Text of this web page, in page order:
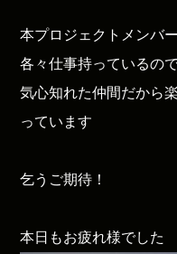
本プロジェクトメンバ
各々仕事持っているの
気心知れた仲間だから
っています
乞うご期待！
本日もお疲れ様でした